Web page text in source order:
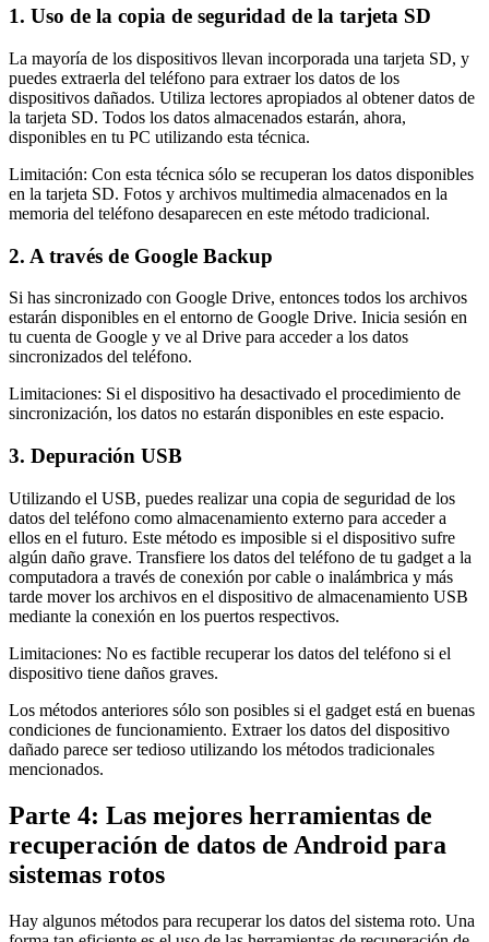
1. Uso de la copia de seguridad de la tarjeta SD
La mayoría de los dispositivos llevan incorporada una tarjeta SD, y
puedes extraerla del teléfono para extraer los datos de los
dispositivos dañados. Utiliza lectores apropiados al obtener datos de
la tarjeta SD. Todos los datos almacenados estarán, ahora,
disponibles en tu PC utilizando esta técnica.
Limitación: Con esta técnica sólo se recuperan los datos disponibles
en la tarjeta SD. Fotos y archivos multimedia almacenados en la
memoria del teléfono desaparecen en este método tradicional.
2. A través de Google Backup
Si has sincronizado con Google Drive, entonces todos los archivos
estarán disponibles en el entorno de Google Drive. Inicia sesión en
tu cuenta de Google y ve al Drive para acceder a los datos
sincronizados del teléfono.
Limitaciones: Si el dispositivo ha desactivado el procedimiento de
sincronización, los datos no estarán disponibles en este espacio.
3. Depuración USB
Utilizando el USB, puedes realizar una copia de seguridad de los
datos del teléfono como almacenamiento externo para acceder a
ellos en el futuro. Este método es imposible si el dispositivo sufre
algún daño grave. Transfiere los datos del teléfono de tu gadget a la
computadora a través de conexión por cable o inalámbrica y más
tarde mover los archivos en el dispositivo de almacenamiento USB
mediante la conexión en los puertos respectivos.
Limitaciones: No es factible recuperar los datos del teléfono si el
dispositivo tiene daños graves.
Los métodos anteriores sólo son posibles si el gadget está en buenas
condiciones de funcionamiento. Extraer los datos del dispositivo
dañado parece ser tedioso utilizando los métodos tradicionales
mencionados.
Parte 4: Las mejores herramientas de
recuperación de datos de Android para
sistemas rotos
Hay algunos métodos para recuperar los datos del sistema roto. Una